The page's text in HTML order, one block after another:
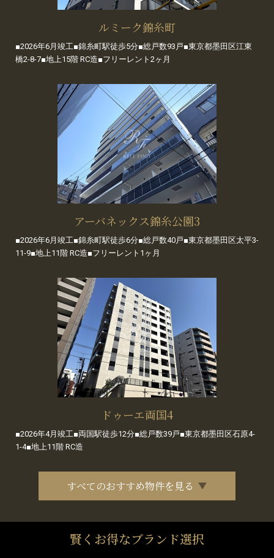
ルミーク錦糸町
■2026年6月竣工■錦糸町駅徒歩5分■総戸数93戸■東京都墨田区江東
橋2-8-7■地上15階 RC造■フリーレント2ヶ月
アーバネックス錦糸公園3
■2026年6月竣工■錦糸町駅徒歩6分■総戸数40戸■東京都墨田区太平3-
11-9■地上11階 RC造■フリーレント1ヶ月
ドゥーエ両国4
■2026年4月竣工■両国駅徒歩12分■総戸数39戸■東京都墨田区石原4-
1-4■地上11階 RC造
すべてのおすすめ物件を見る
賢くお得なブランド選択